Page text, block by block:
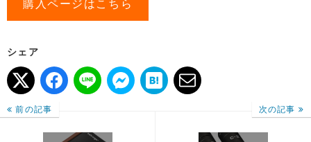
購入ページはこちら
シェア
前の記事 次の記事